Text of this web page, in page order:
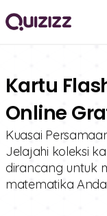
Kartu
Online
Kuasai
Jelajahi koleksi
dirancang untuk
matematika